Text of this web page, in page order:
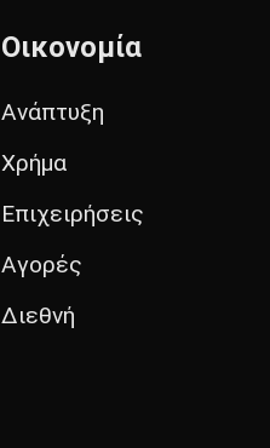
Οικονομία
Ανάπτυξη
Χρήμα
Επιχειρήσεις
Αγορές
Διεθνή